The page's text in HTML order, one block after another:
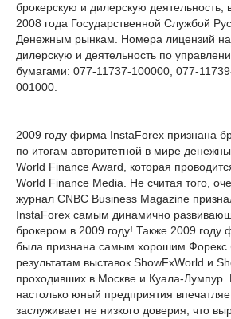
брокерскую и дилерскую
2008 года Государственной Службой
Денежным рынкам. Номера лицензий на
дилерскую и деятельность по
бумагами: 077-11737-100000, 077-
001000.
2009 году фирма InstaForex признана
по итогам авторитетной в мире
World Finance Award, которая
World Finance Media. Не считая того,
журнал CNBC Business Magazine
InstaForex самым динамично
брокером в 2009 году! Также 2009
была признана самым хорошим Форекс
результатам выставок ShowFxWorld и
проходивших в Москве и Куала-Лумпур.
настолько юный предприятия
заслуживает не низкого доверия, что